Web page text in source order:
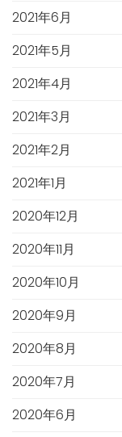
2021年6月
2021年5月
2021年4月
2021年3月
2021年2月
2021年1月
2020年12月
2020年11月
2020年10月
2020年9月
2020年8月
2020年7月
2020年6月